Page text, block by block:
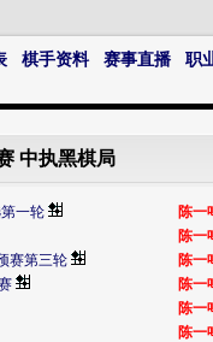
棋手资料 赛事直播 职
中执黑棋局
一轮 陈一
陈一
赛第三轮 陈一
陈一
陈一
陈一